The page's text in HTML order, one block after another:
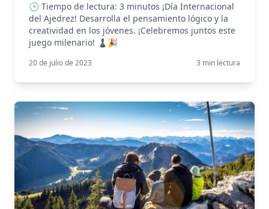
🕒 Tiempo de lectura: 3 minutos ¡Día Internacional
del Ajedrez! Desarrolla el pensamiento lógico y la
creatividad en los jóvenes. ¡Celebremos juntos este
juego milenario! ♟️🎉
20 de julio de 2023 3 min lectura